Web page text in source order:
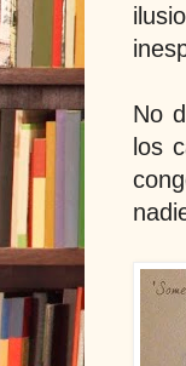
No
los